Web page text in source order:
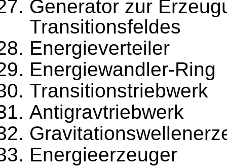
Generator zur
Transitionsfeldes
Energieverteiler
Energiewandler-Ring
Transitionstriebwerk
Antigravtriebwerk
Energieerzeuger